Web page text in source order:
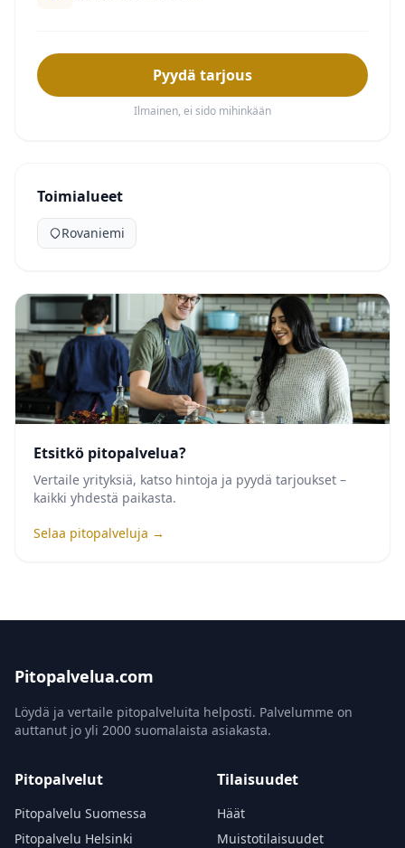
Pyydä tarjous
Ilmainen, ei sido mihinkään
Toimialueet
Rovaniemi
Etsitkö pitopalvelua?
Vertaile yrityksiä, katso hintoja ja pyydä tarjoukset –
kaikki yhdestä paikasta.
Selaa pitopalveluja →
Pitopalvelua.com
Löydä ja vertaile pitopalveluita helposti. Palvelumme on
auttanut jo yli 2000 suomalaista asiakasta.
Pitopalvelut
Pitopalvelu Suomessa
Pitopalvelu Helsinki
Tilaisuudet
Häät
Muistotilaisuudet